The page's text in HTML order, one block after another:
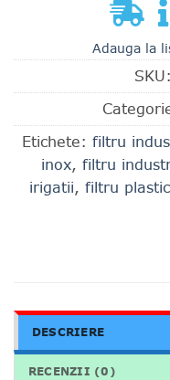
Adauga la
SKU:
Etichete: filtru
inox, filtru
irigatii, filtru plastic
DESCRIERE
RECENZII (0)